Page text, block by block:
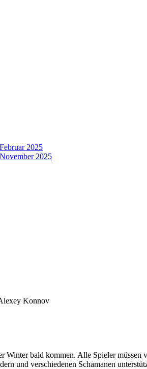
2025
2025
Konnov
bald kommen. Alle Spieler müssen
und verschiedenen Schamanen